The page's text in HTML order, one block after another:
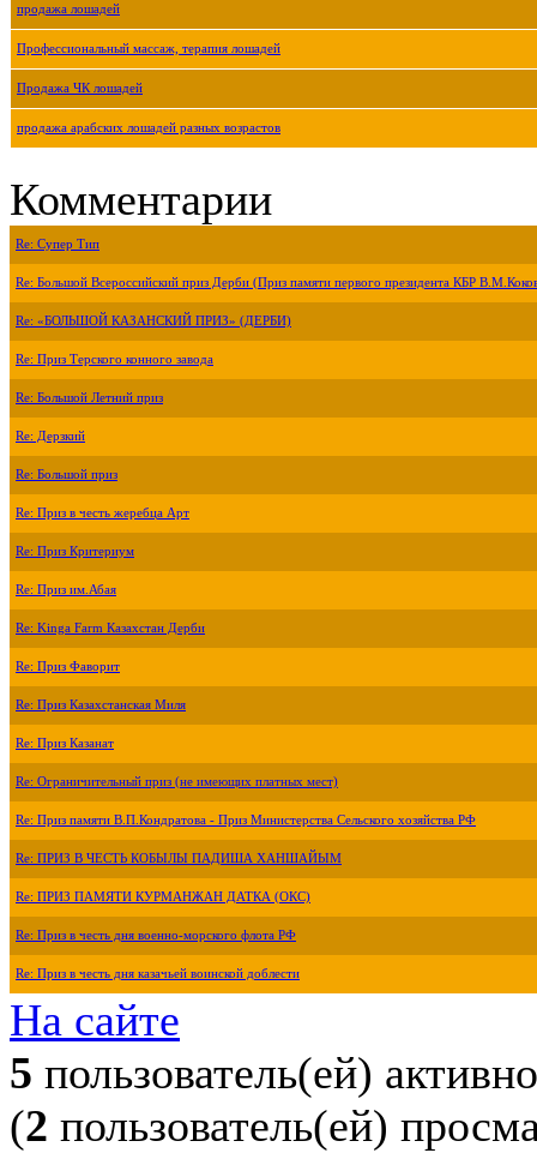
продажа лошадей
Профессиональный массаж, терапия лошадей
Продажа ЧК лошадей
продажа арабских лошадей разных возрастов
Комментарии
Re: Супер Тип
Re: Большой Всероссийский приз Дерби (Приз памяти первого президента КБР
Re: «БОЛЬШОЙ КАЗАНСКИЙ ПРИЗ» (ДЕРБИ)
Re: Приз Терского конного завода
Re: Большой Летний приз
Re: Дерзкий
Re: Большой приз
Re: Приз в честь жеребца Арт
Re: Приз Критериум
Re: Приз им.Абая
Re: Kinga Farm Казахстан Дерби
Re: Приз Фаворит
Re: Приз Казахстанская Миля
Re: Приз Казанат
Re: Ограничительный приз (не имеющих платных мест)
Re: Приз памяти В.П.Кондратова - Приз Министерства Сельского хозяйства РФ
Re: ПРИЗ В ЧЕСТЬ КОБЫЛЫ ПАДИША ХАНШАЙЫМ
Re: ПРИЗ ПАМЯТИ КУРМАНЖАН ДАТКА (ОКС)
Re: Приз в честь дня военно-морского флота РФ
Re: Приз в честь дня казачьей воинской доблести
На сайте
5 пользователь(ей) активно
(2 пользователь(ей)